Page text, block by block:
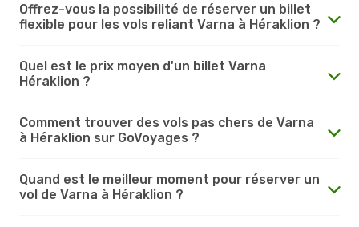
Offrez-vous la possibilité de réserver un billet
flexible pour les vols reliant Varna à Héraklion ?
Quel est le prix moyen d'un billet Varna
Héraklion ?
Comment trouver des vols pas chers de Varna
à Héraklion sur GoVoyages ?
Quand est le meilleur moment pour réserver un
vol de Varna à Héraklion ?